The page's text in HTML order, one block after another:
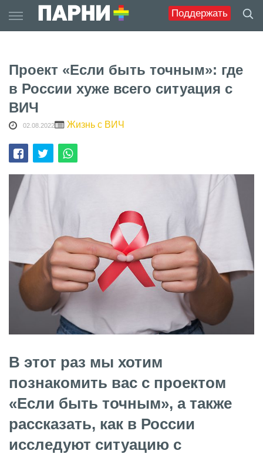
Поддержать
to
Проект «Если быть точным»: где
в России хуже всего ситуация с
ВИЧ
02.08.2022 Жизнь с ВИЧ
В этот раз мы хотим
познакомить вас с проектом
«Если быть точным», а также
рассказать, как в России
исследуют ситуацию с